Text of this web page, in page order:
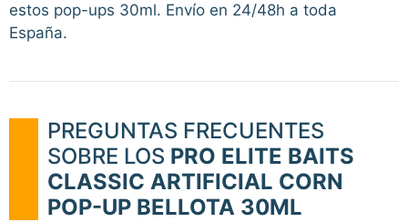
estos pop-ups 30ml. Envío en 24/48h a toda
España.
PREGUNTAS FRECUENTES
SOBRE LOS PRO ELITE BAITS
CLASSIC ARTIFICIAL CORN
POP-UP BELLOTA 30ML